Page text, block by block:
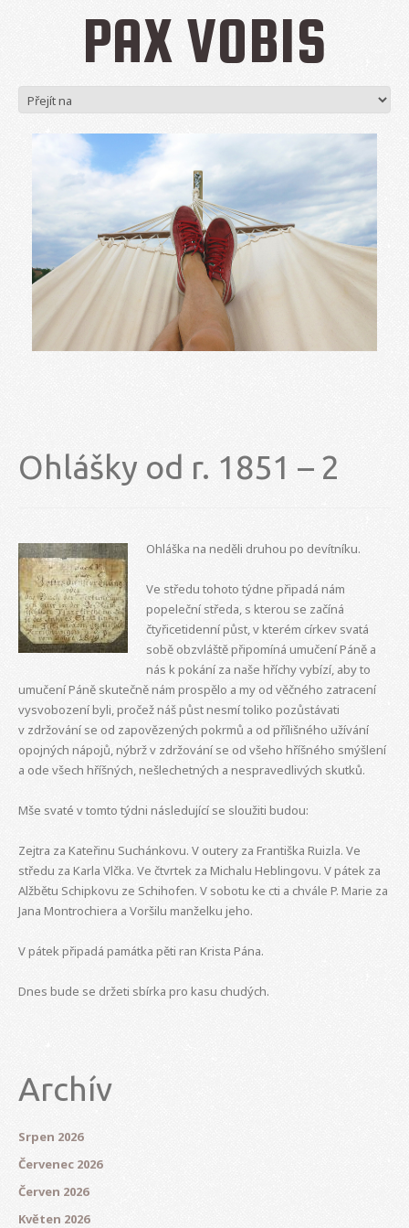
PAX VOBIS
Ohlášky od r. 1851 – 2
Ohláška na neděli druhou po devítníku.
Ve středu tohoto týdne připadá nám
popeleční středa, s kterou se začíná
čtyřicetidenní půst, v kterém církev svatá
sobě obzvláště připomíná umučení Páně a
nás k pokání za naše hříchy vybízí, aby to
umučení Páně skutečně nám prospělo a my od věčného zatracení
vysvobození byli, pročež náš půst nesmí toliko pozůstávati
v zdržování se od zapovězených pokrmů a od přílišného užívání
opojných nápojů, nýbrž v zdržování se od všeho hříšného smýšlení
a ode všech hříšných, nešlechetných a nespravedlivých skutků.
Mše svaté v tomto týdni následující se sloužiti budou:
Zejtra za Kateřinu Suchánkovu. V outery za Františka Ruizla. Ve
středu za Karla Vlčka. Ve čtvrtek za Michalu Heblingovu. V pátek za
Alžbětu Schipkovu ze Schihofen. V sobotu ke cti a chvále P. Marie za
Jana Montrochiera a Voršilu manželku jeho.
V pátek připadá památka pěti ran Krista Pána.
Dnes bude se držeti sbírka pro kasu chudých.
Archív
Srpen 2026
Červenec 2026
Červen 2026
Květen 2026